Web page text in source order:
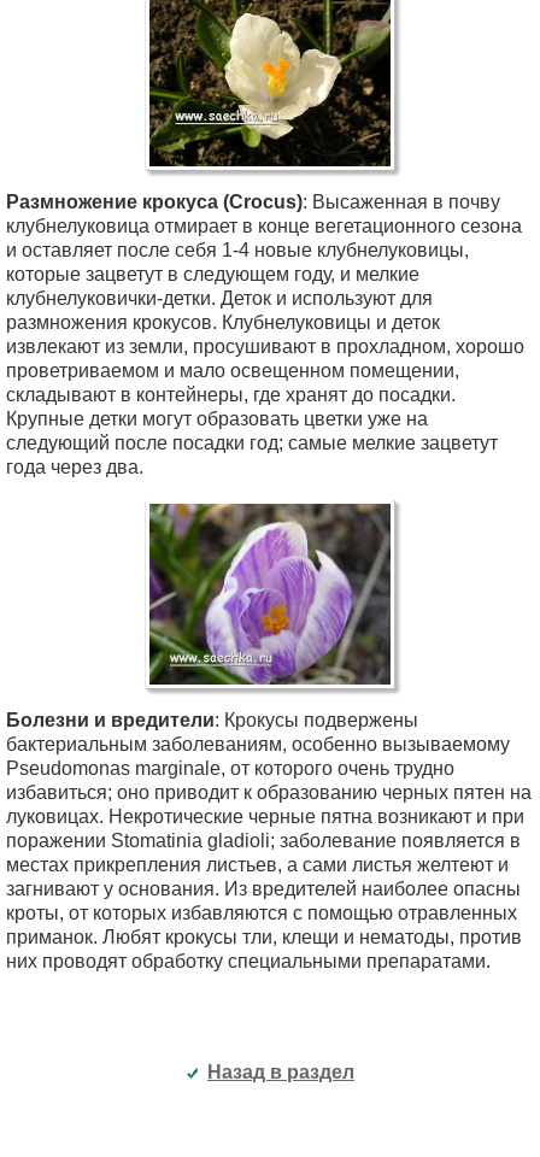
Размножение крокуса (Crocus): Высаженная в почву
клубнелуковица отмирает в конце вегетационного сезона
и оставляет после себя 1-4 новые клубнелуковицы,
которые зацветут в следующем году, и мелкие
клубнелуковички-детки. Деток и используют для
размножения крокусов. Клубнелуковицы и деток
извлекают из земли, просушивают в прохладном, хорошо
проветриваемом и мало освещенном помещении,
складывают в контейнеры, где хранят до посадки.
Крупные детки могут образовать цветки уже на
следующий после посадки год; самые мелкие зацветут
года через два.
Болезни и вредители: Крокусы подвержены
бактериальным заболеваниям, особенно вызываемому
Pseudomonas marginale, от которого очень трудно
избавиться; оно приводит к образованию черных пятен на
луковицах. Некротические черные пятна возникают и при
поражении Stomatinia gladioli; заболевание появляется в
местах прикрепления листьев, а сами листья желтеют и
загнивают у основания. Из вредителей наиболее опасны
кроты, от которых избавляются с помощью отравленных
приманок. Любят крокусы тли, клещи и нематоды, против
них проводят обработку специальными препаратами.
Назад в раздел